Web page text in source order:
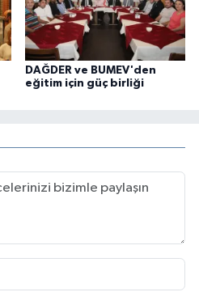
DAĞDER ve BUMEV'den
eğitim için güç birliği